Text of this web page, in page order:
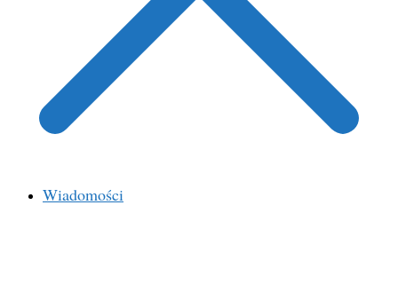
Wiadomości